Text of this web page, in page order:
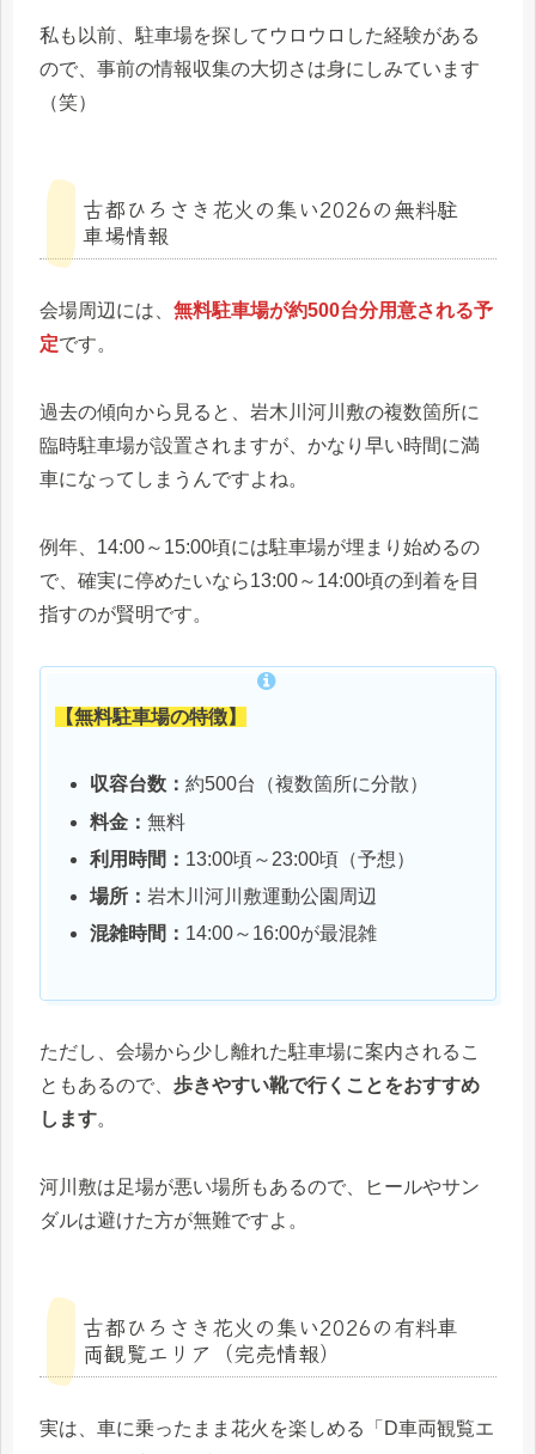
私も以前、駐車場を探してウロウロした経験がある
ので、事前の情報収集の大切さは身にしみています
（笑）
古都ひろさき花火の集い2026の無料駐
車場情報
会場周辺には、 無料駐車場が約500台分用意される予
定です。
過去の傾向から見ると、岩木川河川敷の複数箇所に
臨時駐車場が設置されますが、かなり早い時間に満
車になってしまうんですよね。
例年、14:00～15:00頃には駐車場が埋まり始めるの
で、確実に停めたいなら13:00～14:00頃の到着を目
指すのが賢明です。
【無料駐車場の特徴】
収容台数：約500台（複数箇所に分散）
料金：無料
利用時間： 13:00頃～23:00頃（予想）
場所：岩木川河川敷運動公園周辺
混雑時間： 14:00～16:00が最混雑
ただし、会場から少し離れた駐車場に案内されるこ
ともあるので、 歩きやすい靴で行くことをおすすめ
します。
河川敷は足場が悪い場所もあるので、ヒールやサン
ダルは避けた方が無難ですよ。
古都ひろさき花火の集い2026の有料車
両観覧エリア（完売情報）
実は、車に乗ったまま花火を楽しめる「D車両観覧エ